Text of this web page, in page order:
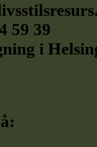
59 39
i